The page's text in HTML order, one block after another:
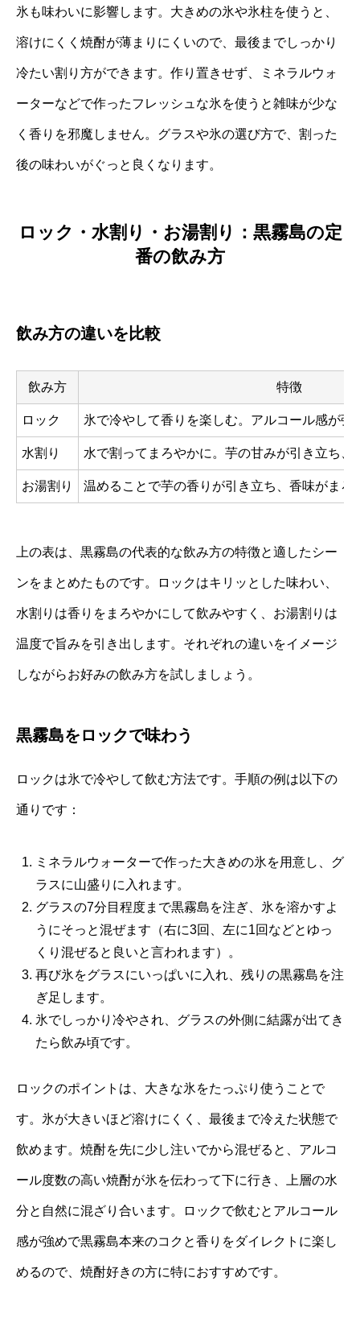
氷も味わいに影響します。大きめの氷や氷柱を使うと、
溶けにくく焼酎が薄まりにくいので、最後までしっかり
冷たい割り方ができます。作り置きせず、ミネラルウォ
ーターなどで作ったフレッシュな氷を使うと雑味が少な
く香りを邪魔しません。グラスや氷の選び方で、割った
後の味わいがぐっと良くなります。
ロック・水割り・お湯割り：黒霧島の定
番の飲み方
飲み方の違いを比較
飲み方 特徴
ロック 氷で冷やして香りを楽しむ。アルコール感が強
水割り 水で割ってまろやかに。芋の甘みが引き立ち、
お湯割り 温めることで芋の香りが引き立ち、香味がまろ
上の表は、黒霧島の代表的な飲み方の特徴と適したシー
ンをまとめたものです。ロックはキリッとした味わい、
水割りは香りをまろやかにして飲みやすく、お湯割りは
温度で旨みを引き出します。それぞれの違いをイメージ
しながらお好みの飲み方を試しましょう。
黒霧島をロックで味わう
ロックは氷で冷やして飲む方法です。手順の例は以下の
通りです：
ミネラルウォーターで作った大きめの氷を用意し、グ
ラスに山盛りに入れます。
グラスの7分目程度まで黒霧島を注ぎ、氷を溶かすよ
うにそっと混ぜます（右に3回、左に1回などとゆっ
くり混ぜると良いと言われます）。
再び氷をグラスにいっぱいに入れ、残りの黒霧島を注
ぎ足します。
氷でしっかり冷やされ、グラスの外側に結露が出てき
たら飲み頃です。
ロックのポイントは、大きな氷をたっぷり使うことで
す。氷が大きいほど溶けにくく、最後まで冷えた状態で
飲めます。焼酎を先に少し注いでから混ぜると、アルコ
ール度数の高い焼酎が氷を伝わって下に行き、上層の水
分と自然に混ざり合います。ロックで飲むとアルコール
感が強めで黒霧島本来のコクと香りをダイレクトに楽し
めるので、焼酎好きの方に特におすすめです。